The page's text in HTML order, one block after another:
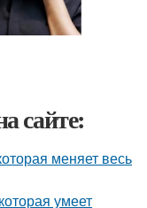
сайте:
меняет весь
умеет